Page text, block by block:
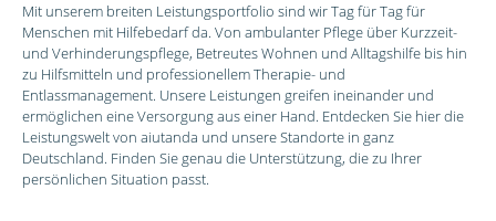
Mit unserem breiten Leistungsportfolio sind wir Tag für Tag für
Menschen mit Hilfebedarf da. Von ambulanter Pflege über Kurzzeit-
und Verhinderungspflege, Betreutes Wohnen und Alltagshilfe bis hin
zu Hilfsmitteln und professionellem Therapie- und
Entlassmanagement. Unsere Leistungen greifen ineinander und
ermöglichen eine Versorgung aus einer Hand. Entdecken Sie hier die
Leistungswelt von aiutanda und unsere Standorte in ganz
Deutschland. Finden Sie genau die Unterstützung, die zu Ihrer
persönlichen Situation passt.